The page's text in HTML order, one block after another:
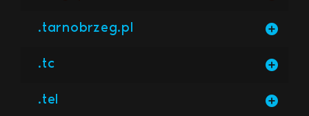
.tarnobrzeg.pl
.tc
.tel